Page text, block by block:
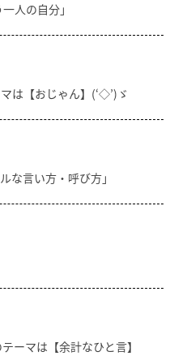
人の自分」
は【おじゃん】(‘◇’)ゞ
な言い方・呼び方」
ーマは【余計なひと言】